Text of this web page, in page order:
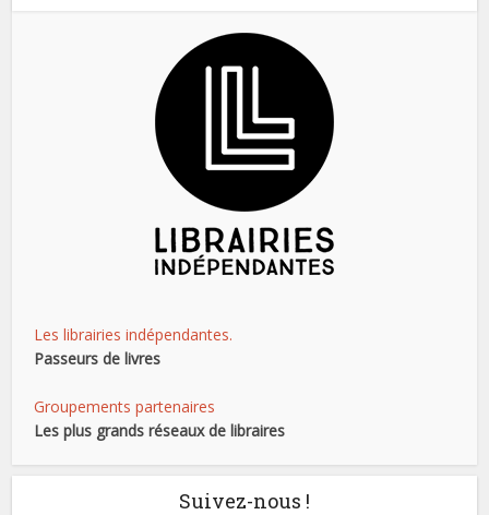
Les librairies indépendantes.
Passeurs de livres
Groupements partenaires
Les plus grands réseaux de libraires
Suivez-nous !